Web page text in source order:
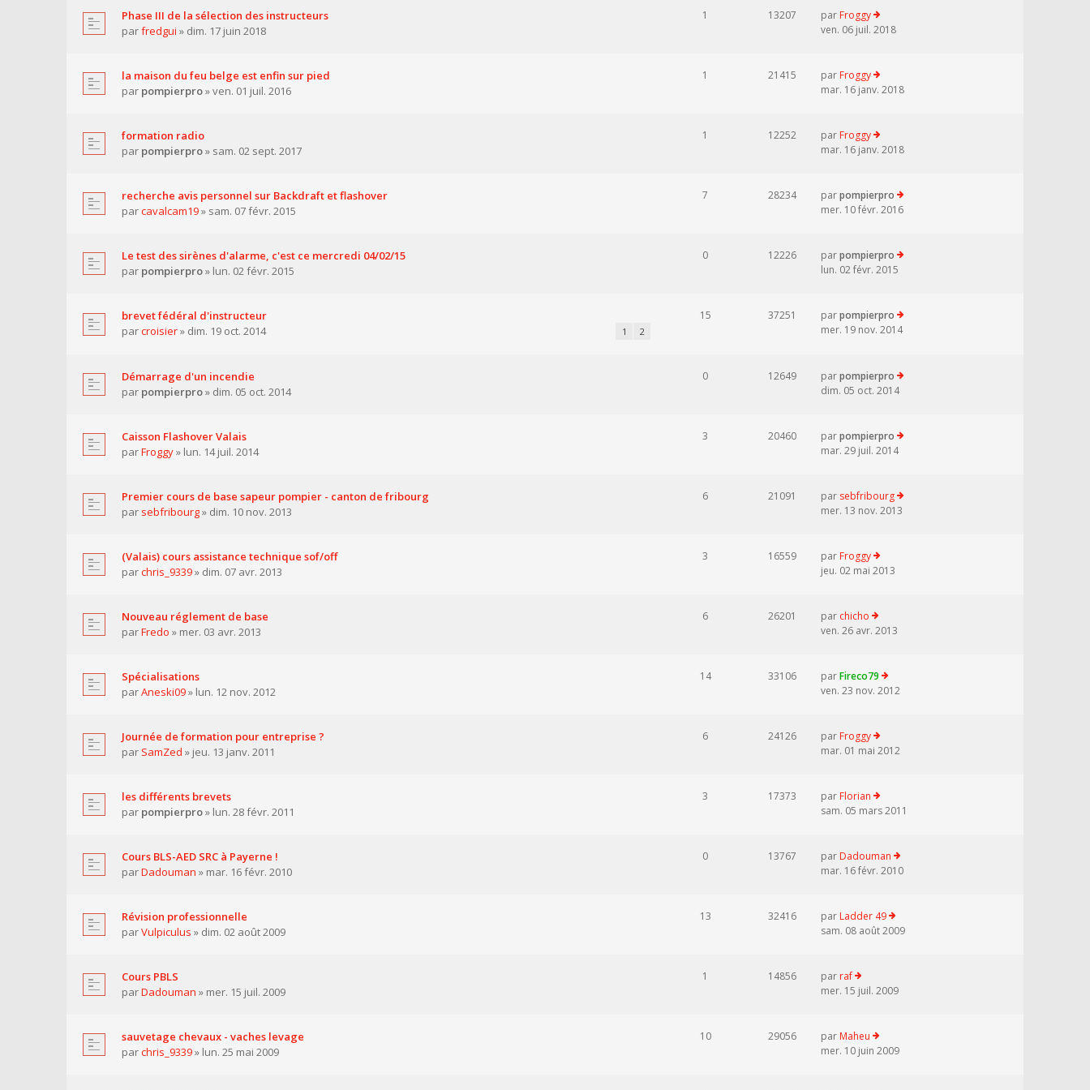
Phase III de la sélection des instructeurs
parfredgui » dim. 17 juin 2018
1 13207 par Froggy
ven. 06 juil. 2018
la maison du feu belge est enfin sur pied
par pompierpro» ven. 01 juil. 2016
1 21415 par Froggy
mar. 16 janv. 2018
formation radio
par pompierpro» sam. 02 sept. 2017
1 12252 par Froggy
mar. 16 janv. 2018
recherche avis personnel sur Backdraft et flashover
parcavalcam19» sam. 07 févr. 2015
7 28234 parpompierpro
mer. 10 févr. 2016
Le test des sirènes d'alarme, c'est ce mercredi 04/02/15
par pompierpro» lun. 02 févr. 2015
0 12226 parpompierpro
lun. 02 févr. 2015
brevet fédéral d'instructeur
parcroisier» dim. 19 oct. 2014 1 2
15 37251 parpompierpro
mer. 19 nov. 2014
Démarrage d'un incendie
par pompierpro» dim. 05 oct. 2014
0 12649 parpompierpro
dim. 05 oct. 2014
Caisson Flashover Valais
parFroggy» lun. 14 juil. 2014
3 20460 parpompierpro
mar. 29 juil. 2014
Premier cours de base sapeur pompier - canton de fribourg
par sebfribourg» dim. 10 nov. 2013
6 21091 par sebfribourg
mer. 13 nov. 2013
(Valais) cours assistance technique sof/off
parchris_9339» dim. 07 avr. 2013
3 16559 par Froggy
jeu. 02 mai 2013
Nouveau réglement de base
parFredo » mer. 03 avr. 2013
6 26201 par chicho
ven. 26 avr. 2013
Spécialisations
parAneski09» lun. 12 nov. 2012
14 33106 parFireco79
ven. 23 nov. 2012
Journée de formation pour entreprise ?
par SamZed » jeu. 13 janv. 2011
6 24126 par Froggy
mar. 01 mai 2012
les différents brevets
par pompierpro» lun. 28 févr. 2011
3 17373 par Florian
sam. 05 mars 2011
Cours BLS-AED SRC à Payerne !
parDadouman » mar. 16 févr. 2010
0 13767 par Dadouman
mar. 16 févr. 2010
Révision professionnelle
parVulpiculus » dim. 02 août 2009
13 32416 par Ladder 49
sam. 08 août 2009
Cours PBLS
parDadouman » mer. 15 juil. 2009
1 14856 par raf
mer. 15 juil. 2009
sauvetage chevaux - vaches levage
parchris_9339» lun. 25 mai 2009
10 29056 par Maheu
mer. 10 juin 2009